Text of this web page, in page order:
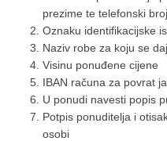
prezime te telefonski
Oznaku identifikacijske
Naziv robe za koju se
Visinu ponuđene cijene
IBAN računa za povrat
U ponudi navesti popis
Potpis ponuditelja i
osobi